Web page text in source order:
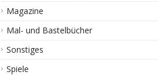
Magazine
Mal- und Bastelbücher
Sonstiges
Spiele